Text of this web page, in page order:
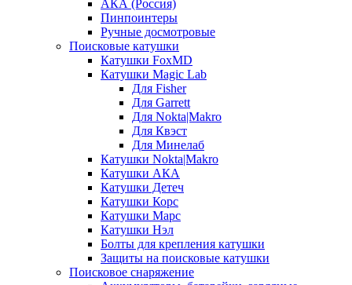
АКА (Россия)
Пинпоинтеры
Ручные досмотровые
Поисковые катушки
Катушки FoxMD
Катушки Magic Lab
Для Fisher
Для Garrett
Для Nokta|Makro
Для Квэст
Для Минелаб
Катушки Nokta|Makro
Катушки АКА
Катушки Детеч
Катушки Корс
Катушки Марс
Катушки Нэл
Болты для крепления катушки
Защиты на поисковые катушки
Поисковое снаряжение